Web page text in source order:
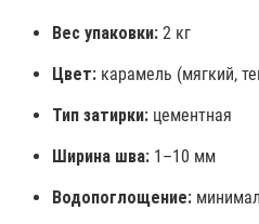
Вес упаковки: 2 кг
Цвет: карамель (мягкий,
Тип затирки: цементная
Ширина шва: 1–10 мм
Водопоглощение: